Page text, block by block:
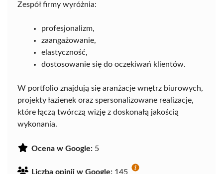
Zespół firmy wyróżnia:
profesjonalizm,
zaangażowanie,
elastyczność,
dostosowanie się do oczekiwań klientów.
W portfolio znajdują się aranżacje wnętrz biurowych,
projekty łazienek oraz spersonalizowane realizacje,
które łączą twórczą wizję z doskonałą jakością
wykonania.
Ocena w Google: 5
Liczba opinii w Google: 145